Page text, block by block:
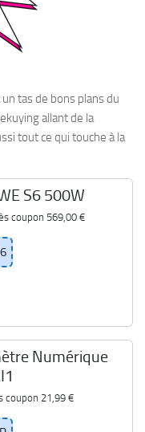
tas de bons plans du
allant de la
tout ce qui touche à la
S6 500W
coupon 569,00 €
Numérique
coupon 21,99 €